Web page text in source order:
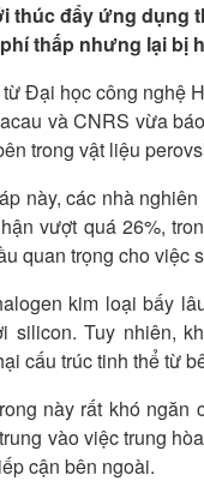
thúc đẩy ứng dụng
thấp nhưng lại bị
Đại học công nghệ
và CNRS vừa
trong vật liệu
này, các nhà
vượt quá 26%,
quan trọng cho việc
kim loại bấy
silicon. Tuy nhiên,
cấu trúc tinh thể từ
này rất khó ngăn
vào việc trung
cận bên ngoài.